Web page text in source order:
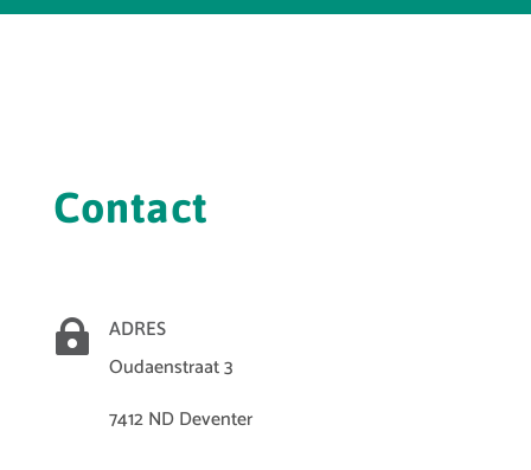
Contact
 ADRES
Oudaenstraat 3
7412 ND Deventer